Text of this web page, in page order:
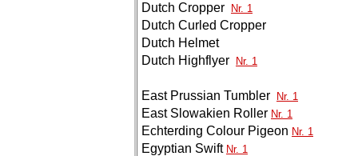
Dutch Cropper Nr. 1
Dutch Curled Cropper
Dutch Helmet
Dutch Highflyer
Nr. 1
East Prussian Tumbler Nr. 1
East Slowakien Roller Nr. 1
Echterding Colour Pigeon Nr. 1
Egyptian Swift Nr. 1